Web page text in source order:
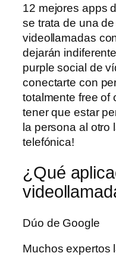
12 mejores apps
se trata de una
videollamadas
dejarán
purple social de
conectarte con
totalmente free of
tener que estar
la persona al otro
telefónica!
¿Qué
Dúo de Google
Muchos expertos